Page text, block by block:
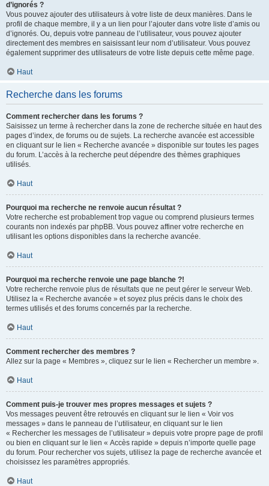
d’ignorés ?
Vous pouvez ajouter des utilisateurs à votre liste de deux manières. Dans le
profil de chaque membre, il y a un lien pour l’ajouter dans votre liste d’amis ou
d’ignorés. Ou, depuis votre panneau de l’utilisateur, vous pouvez ajouter
directement des membres en saisissant leur nom d’utilisateur. Vous pouvez
également supprimer des utilisateurs de votre liste depuis cette même page.
Haut
Recherche dans les forums
Comment rechercher dans les forums ?
Saisissez un terme à rechercher dans la zone de recherche située en haut des
pages d’index, de forums ou de sujets. La recherche avancée est accessible
en cliquant sur le lien « Recherche avancée » disponible sur toutes les pages
du forum. L’accès à la recherche peut dépendre des thèmes graphiques
utilisés.
Haut
Pourquoi ma recherche ne renvoie aucun résultat ?
Votre recherche est probablement trop vague ou comprend plusieurs termes
courants non indexés par phpBB. Vous pouvez affiner votre recherche en
utilisant les options disponibles dans la recherche avancée.
Haut
Pourquoi ma recherche renvoie une page blanche ?!
Votre recherche renvoie plus de résultats que ne peut gérer le serveur Web.
Utilisez la « Recherche avancée » et soyez plus précis dans le choix des
termes utilisés et des forums concernés par la recherche.
Haut
Comment rechercher des membres ?
Allez sur la page « Membres », cliquez sur le lien « Rechercher un membre ».
Haut
Comment puis-je trouver mes propres messages et sujets ?
Vos messages peuvent être retrouvés en cliquant sur le lien « Voir vos
messages » dans le panneau de l’utilisateur, en cliquant sur le lien
« Rechercher les messages de l’utilisateur » depuis votre propre page de profil
ou bien en cliquant sur le lien « Accès rapide » depuis n’importe quelle page
du forum. Pour rechercher vos sujets, utilisez la page de recherche avancée et
choisissez les paramètres appropriés.
Haut